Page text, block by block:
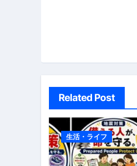
ン
Related Post
生活・ライフ